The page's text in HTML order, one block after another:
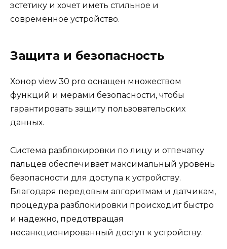
эстетику и хочет иметь стильное и
современное устройство.
Защита и безопасность
Хонор view 30 pro оснащен множеством
функций и мерами безопасности, чтобы
гарантировать защиту пользовательских
данных.
Система разблокировки по лицу и отпечатку
пальцев обеспечивает максимальный уровень
безопасности для доступа к устройству.
Благодаря передовым алгоритмам и датчикам,
процедура разблокировки происходит быстро
и надежно, предотвращая
несанкционированный доступ к устройству.